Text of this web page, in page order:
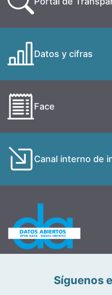
Datos y cifras
Face
Canal interno de
Síguenos